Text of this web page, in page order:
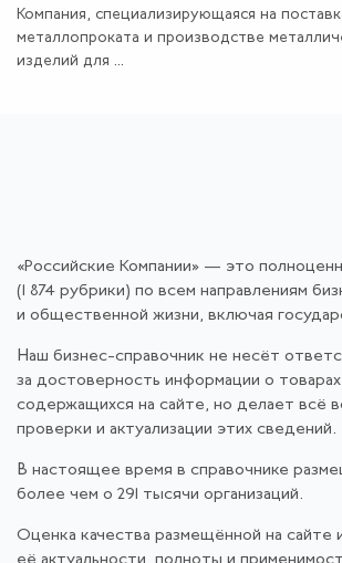
Компания, специализирующаяся на
металлопроката и производстве
изделий для ...
«Российские Компании» — это
(1 874 рубрики) по всем направлениям
и общественной жизни, включая
Наш бизнес-справочник не несёт
за достоверность информации о товарах
содержащихся на сайте, но делает всё
проверки и актуализации этих сведений.
В настоящее время в справочнике
более чем о 291 тысячи организаций.
Оценка качества размещённой на сайте
её актуальности, полноты и